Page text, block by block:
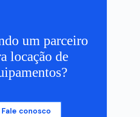
um parceiro
locação de
Fale conosco